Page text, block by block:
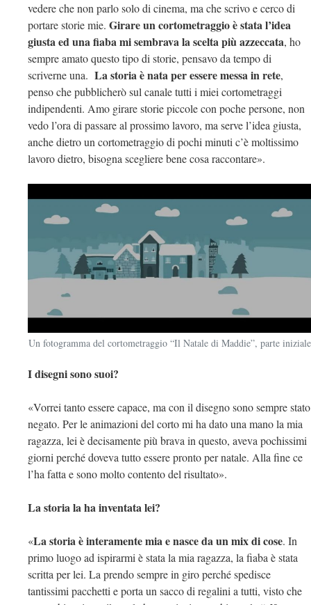
vedere che non parlo solo di cinema, ma che scrivo e cerco di
portare storie mie. Girare un cortometraggio è stata l’idea
giusta ed una fiaba mi sembrava la scelta più azzeccata, ho
sempre amato questo tipo di storie, pensavo da tempo di
scriverne una. La storia è nata per essere messa in rete,
penso che pubblicherò sul canale tutti i miei cortometraggi
indipendenti. Amo girare storie piccole con poche persone, non
vedo l’ora di passare al prossimo lavoro, ma serve l’idea giusta,
anche dietro un cortometraggio di pochi minuti c’è moltissimo
lavoro dietro, bisogna scegliere bene cosa raccontare».
Un fotogramma del cortometraggio “Il Natale di Maddie”, parte iniziale
I disegni sono suoi?
«Vorrei tanto essere capace, ma con il disegno sono sempre stato
negato. Per le animazioni del corto mi ha dato una mano la mia
ragazza, lei è decisamente più brava in questo, aveva pochissimi
giorni perché doveva tutto essere pronto per natale. Alla fine ce
l’ha fatta e sono molto contento del risultato».
La storia la ha inventata lei?
«La storia è interamente mia e nasce da un mix di cose. In
primo luogo ad ispirarmi è stata la mia ragazza, la fiaba è stata
scritta per lei. La prendo sempre in giro perché spedisce
tantissimi pacchetti e porta un sacco di regalini a tutti, visto che